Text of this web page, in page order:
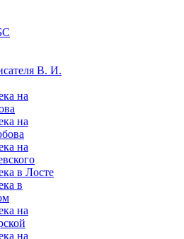
В. И.
на
на
на
в Лосте
в
на
на